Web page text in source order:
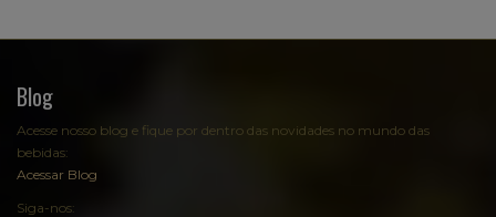
Blog
Acesse nosso blog e fique por dentro das novidades no mundo das
bebidas:
Acessar Blog
Siga-nos: